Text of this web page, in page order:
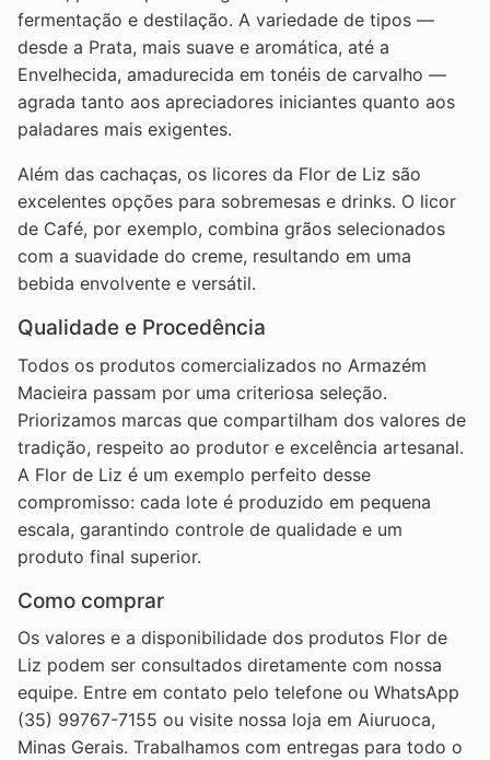
fermentação e destilação. A variedade de tipos —
desde a Prata, mais suave e aromática, até a
Envelhecida, amadurecida em tonéis de carvalho —
agrada tanto aos apreciadores iniciantes quanto aos
paladares mais exigentes.
Além das cachaças, os licores da Flor de Liz são
excelentes opções para sobremesas e drinks. O licor
de Café, por exemplo, combina grãos selecionados
com a suavidade do creme, resultando em uma
bebida envolvente e versátil.
Qualidade e Procedência
Todos os produtos comercializados no Armazém
Macieira passam por uma criteriosa seleção.
Priorizamos marcas que compartilham dos valores de
tradição, respeito ao produtor e excelência artesanal.
A Flor de Liz é um exemplo perfeito desse
compromisso: cada lote é produzido em pequena
escala, garantindo controle de qualidade e um
produto final superior.
Como comprar
Os valores e a disponibilidade dos produtos Flor de
Liz podem ser consultados diretamente com nossa
equipe. Entre em contato pelo telefone ou WhatsApp
(35) 99767-7155 ou visite nossa loja em Aiuruoca,
Minas Gerais. Trabalhamos com entregas para todo o